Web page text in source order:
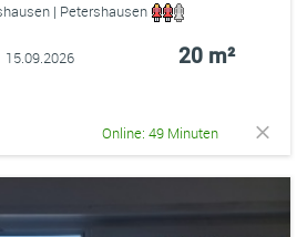
| Petershausen
15.09.2026 20 m²
Online: 49 Minuten